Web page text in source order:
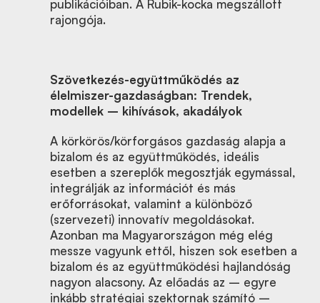
publikációiban. A Rubik-kocka megszállott
rajongója.
Szövetkezés-együttműködés az
élelmiszer-gazdaságban: Trendek,
modellek – kihívások, akadályok
A körkörös/körforgásos gazdaság alapja a
bizalom és az együttműködés, ideális
esetben a szereplők megosztják egymással,
integrálják az információt és más
erőforrásokat, valamint a különböző
(szervezeti) innovatív megoldásokat.
Azonban ma Magyarországon még elég
messze vagyunk ettől, hiszen sok esetben a
bizalom és az együttműködési hajlandóság
nagyon alacsony. Az előadás az – egyre
inkább stratégiai szektornak számító –